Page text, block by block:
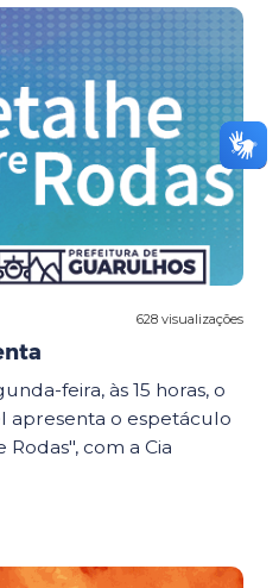
628 visualizações
feira, às 15 horas, o
apresenta o espetáculo
com a Cia